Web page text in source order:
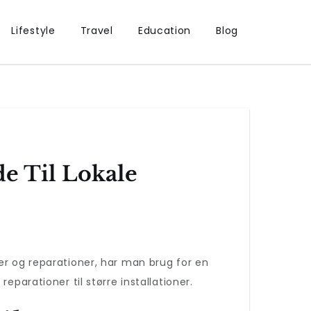
Lifestyle Travel Education Blog
Til Lokale
og reparationer, har man brug for en
til større installationer.